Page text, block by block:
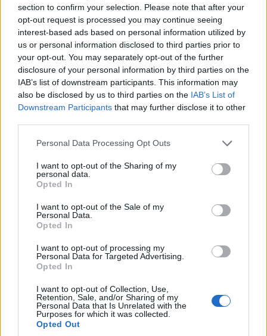
section to confirm your selection. Please note that after your
opt-out request is processed you may continue seeing
interest-based ads based on personal information utilized by
us or personal information disclosed to third parties prior to
your opt-out. You may separately opt-out of the further
disclosure of your personal information by third parties on the
IAB’s list of downstream participants. This information may
also be disclosed by us to third parties on the IAB’s List of
Downstream Participants that may further disclose it to other
Please note that this website/app uses one or more Google
not limited to your visit or usage behaviour. You may click to
grant or deny consent to Google and its third-party tags to
use your data for below specified purposes in below Google
consent section.
Personal Data Processing Opt Outs
I want to opt-out of the Sharing of my
personal data.
Opted In
I want to opt-out of the Sale of my
Personal Data.
Opted In
I want to opt-out of processing my
Personal Data for Targeted Advertising.
Opted In
I want to opt-out of Collection, Use,
Retention, Sale, and/or Sharing of my
Personal Data that Is Unrelated with the
Purposes for which it was collected.
Opted Out